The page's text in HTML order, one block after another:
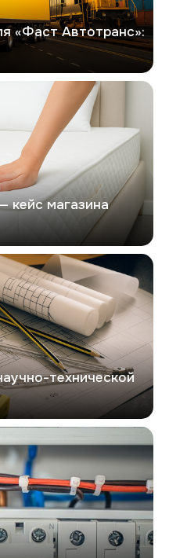
«Фаст Автотранс»:
кейс магазина
технической